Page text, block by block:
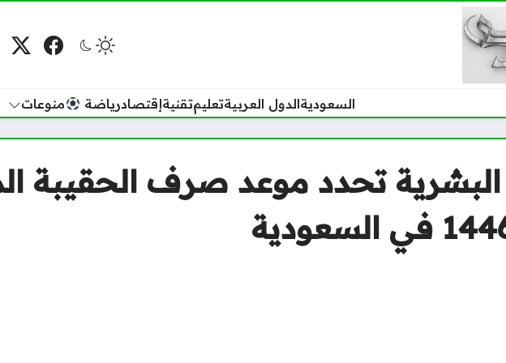
فيسبوك
السعوديةالدول العربيةتعليمتقنيةإقتصادرياضة منوعات
البشرية تحدد موعد صرف الحقيبة